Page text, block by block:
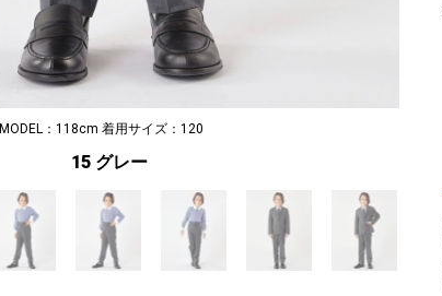
MODEL：118cm 着用サイズ：120
15 グレー